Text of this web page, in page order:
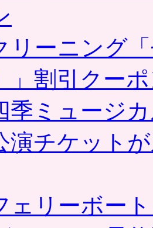
リーニング
」割引クー
季ミュージ
演チケット
ェリーボー